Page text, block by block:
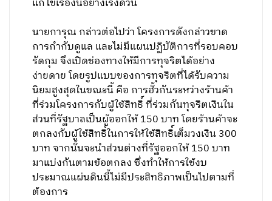
แก้ไขเรื่องนี้อย่างเร่งด่วน
นายการุณ กล่าวต่อไปว่า โครงการดังกล่าวขาด
การกำกับดูแล และไม่มีแผนปฏิบัติการที่รอบคอบ
รัดกุม จึงเปิดช่องทางให้มีการทุจริตได้อย่าง
ง่ายดาย โดยรูปแบบของการทุจริตที่ได้รับความ
นิยมสูงสุดในขณะนี้ คือ การฮั้วกันระหว่างร้านค้า
ที่ร่วมโครงการกับผู้ใช้สิทธิ์ ที่ร่วมกันทุจริตเงินใน
ส่วนที่รัฐบาลเป็นผู้ออกให้ 150 บาท โดยร้านค้าจะ
ตกลงกับผู้ใช้สิทธิ์ในการให้ใช้สิทธิ์เต็มวงเงิน 300
บาท จากนั้นจะนำส่วนต่างที่รัฐออกให้ 150 บาท
มาแบ่งกันตามข้อตกลง ซึ่งทำให้การใช้งบ
ประมาณแผ่นดินนี้ไม่มีประสิทธิภาพเป็นไปตามที่
ต้องการ